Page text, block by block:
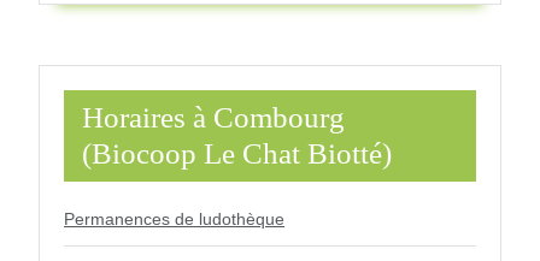
Horaires à Combourg
(Biocoop Le Chat Biotté)
Permanences de ludothèque